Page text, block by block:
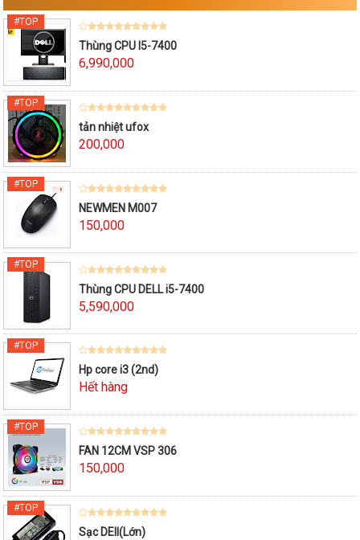
Thùng CPU I5-7400
6,990,000
tản nhiệt ufox
200,000
NEWMEN M007
150,000
Thùng CPU DELL i5-7400
5,590,000
Hp core i3 (2nd)
Hết hàng
FAN 12CM VSP 306
150,000
Sạc DEll(Lớn)